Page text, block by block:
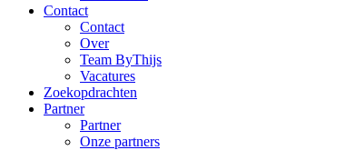
Contact
Contact
Over
Team ByThijs
Vacatures
Zoekopdrachten
Partner
Partner
Onze partners